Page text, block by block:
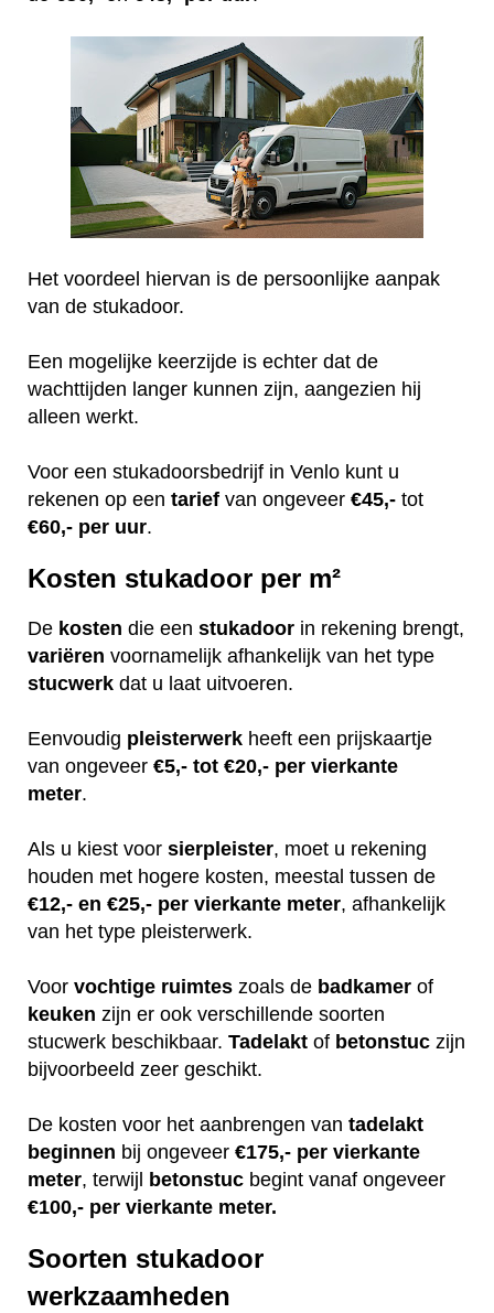
Het voordeel hiervan is de persoonlijke aanpak
van de stukadoor.
Een mogelijke keerzijde is echter dat de
wachttijden langer kunnen zijn, aangezien hij
alleen werkt.
Voor een stukadoorsbedrijf in Venlo kunt u
rekenen op een tarief van ongeveer €45,- tot
€60,- per uur.
Kosten stukadoor per m²
De kosten die een stukadoor in rekening brengt,
variëren voornamelijk afhankelijk van het type
stucwerk dat u laat uitvoeren.
Eenvoudig pleisterwerk heeft een prijskaartje
van ongeveer €5,- tot €20,- per vierkante
meter.
Als u kiest voor sierpleister, moet u rekening
houden met hogere kosten, meestal tussen de
€12,- en €25,- per vierkante meter, afhankelijk
van het type pleisterwerk.
Voor vochtige ruimtes zoals de badkamer of
keuken zijn er ook verschillende soorten
stucwerk beschikbaar. Tadelakt of betonstuc zijn
bijvoorbeeld zeer geschikt.
De kosten voor het aanbrengen van tadelakt
beginnen bij ongeveer €175,- per vierkante
meter, terwijl betonstuc begint vanaf ongeveer
€100,- per vierkante meter.
Soorten stukadoor
werkzaamheden